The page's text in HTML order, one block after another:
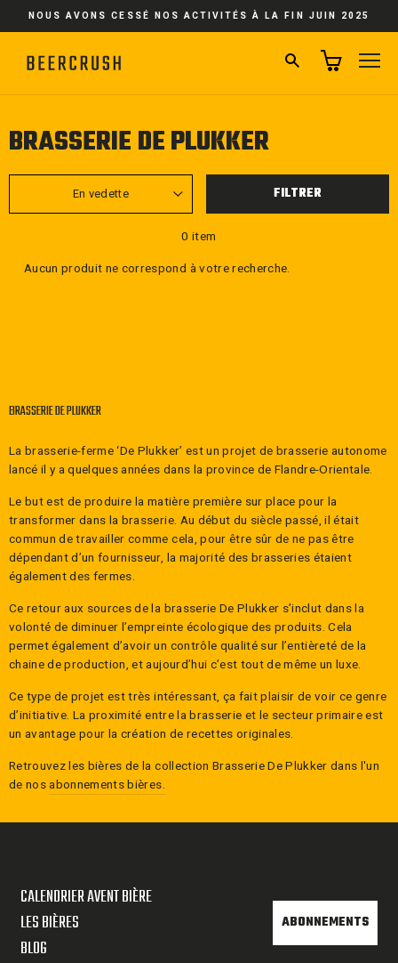
PasserNOUS AVONS CESSÉ NOS ACTIVITÉS À LA FIN JUIN 2025
RECHERCHER
BRASSERIE DE PLUKKER
FILTRER
0 item
Aucun produit ne correspond à votre recherche.
BRASSERIE DE PLUKKER
La brasserie-ferme ‘De Plukker’ est un projet de brasserie autonome
lancé il y a quelques années dans la province de Flandre-Orientale.
Le but est de produire la matière première sur place pour la
transformer dans la brasserie. Au début du siècle passé, il était
commun de travailler comme cela, pour être sûr de ne pas être
dépendant d’un fournisseur, la majorité des brasseries étaient
également des fermes.
Ce retour aux sources de la brasserie De Plukker s’inclut dans la
volonté de diminuer l’empreinte écologique des produits. Cela
permet également d’avoir un contrôle qualité sur l’entièreté de la
chaine de production, et aujourd’hui c’est tout de même un luxe.
Ce type de projet est très intéressant, ça fait plaisir de voir ce genre
d’initiative. La proximité entre la brasserie et le secteur primaire est
un avantage pour la création de recettes originales.
Retrouvez les bières de la collection Brasserie De Plukkerdans l'un
de nosabonnements bières.
CALENDRIER AVENT BIÈRE
LES BIÈRES
BLOG
ABONNEMENTS